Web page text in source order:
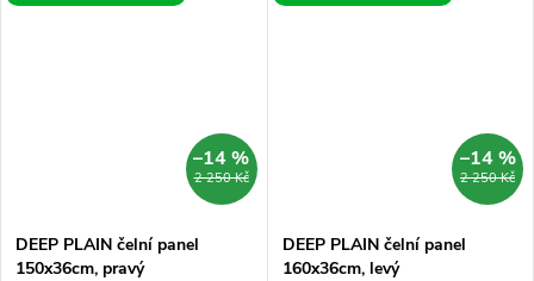
2 250 Kč
–14 %
DEEP PLAIN čelní panel
150x36cm, pravý
2 250 Kč
–14 %
DEEP PLAIN čelní panel
160x36cm, levý